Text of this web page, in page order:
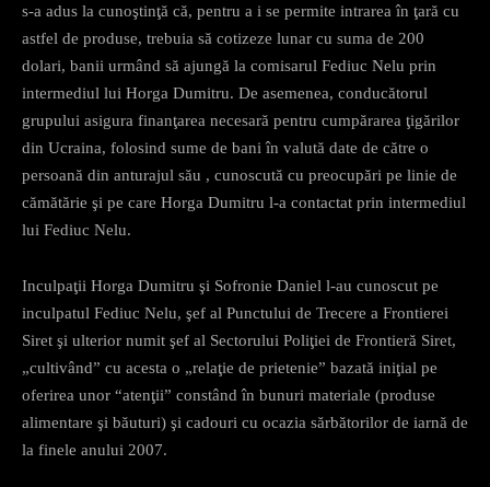
s-a adus la cunoştinţă că, pentru a i se permite intrarea în ţară cu
astfel de produse, trebuia să cotizeze lunar cu suma de 200
dolari, banii urmând să ajungă la comisarul Fediuc Nelu prin
intermediul lui Horga Dumitru. De asemenea, conducătorul
grupului asigura finanţarea necesară pentru cumpărarea ţigărilor
din Ucraina, folosind sume de bani în valută date de către o
persoană din anturajul său , cunoscută cu preocupări pe linie de
cămătărie şi pe care Horga Dumitru l-a contactat prin intermediul
lui Fediuc Nelu.
Inculpaţii Horga Dumitru şi Sofronie Daniel l-au cunoscut pe
inculpatul Fediuc Nelu, şef al Punctului de Trecere a Frontierei
Siret şi ulterior numit şef al Sectorului Poliţiei de Frontieră Siret,
„cultivând” cu acesta o „relaţie de prietenie” bazată iniţial pe
oferirea unor “atenţii” constând în bunuri materiale (produse
alimentare şi băuturi) şi cadouri cu ocazia sărbătorilor de iarnă de
la finele anului 2007.